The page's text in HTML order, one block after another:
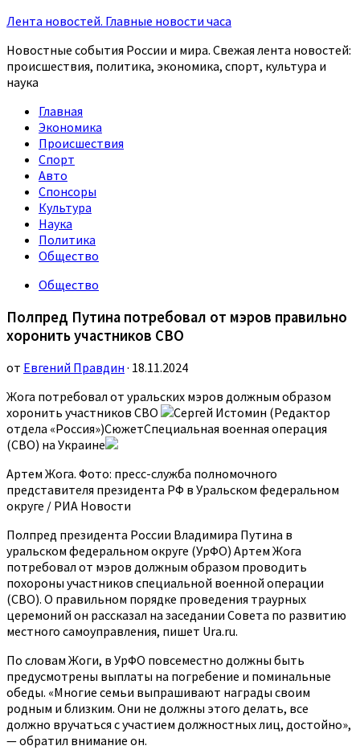
Лента новостей. Главные новости часа
Новостные события России и мира. Свежая лента новостей:
происшествия, политика, экономика, спорт, культура и
наука
Главная
Экономика
Происшествия
Спорт
Авто
Спонсоры
Культура
Наука
Политика
Общество
Общество
Полпред Путина потребовал от мэров правильно
хоронить участников СВО
от Евгений Правдин · 18.11.2024
Жога потребовал от уральских мэров должным образом
хоронить участников СВО
Сергей Истомин (Редактор
отдела «Россия»)СюжетСпециальная военная операция
(СВО) на Украине
Артем Жога. Фото: пресс-служба полномочного
представителя президента РФ в Уральском федеральном
округе / РИА Новости
Полпред президента России Владимира Путина в
уральском федеральном округе (УрФО) Артем Жога
потребовал от мэров должным образом проводить
похороны участников специальной военной операции
(СВО). О правильном порядке проведения траурных
церемоний он рассказал на заседании Совета по развитию
местного самоуправления, пишет Ura.ru.
По словам Жоги, в УрФО повсеместно должны быть
предусмотрены выплаты на погребение и поминальные
обеды. «Многие семьи выпрашивают награды своим
родным и близким. Они не должны этого делать, все
должно вручаться с участием должностных лиц, достойно»,
— обратил внимание он.